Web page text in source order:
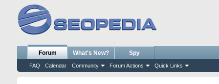
Forum
FAQ Calendar Community Forum Actions Quick Links
What's New? Spy